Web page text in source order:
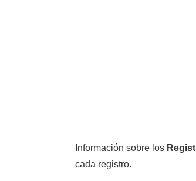
Información sobre los
cada registro.